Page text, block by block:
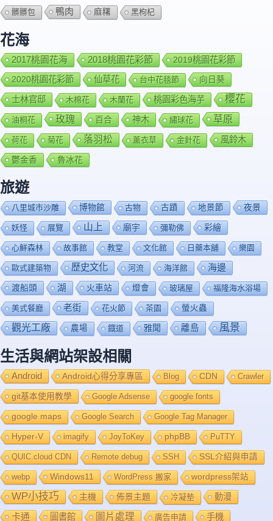
髒髒包 鴨肉 麻糬 黑枸杞
花海
2017桃園花海 2018桃園花彩節
2019桃園花彩節
2020桃園花彩節
仙草花 台中花毯節 向日葵
士林官邸 木棉花 木蘭花 桃園彩色海芋 櫻花
油桐花 玫瑰 百合 神木 繡球花 草原
荷花 菊花 落羽松 薰衣草 金針花 風鈴木
鬱金香 魯冰花
旅遊
八里城市沙雕 博物館 古物 古蹟 地景節 夜景
妖怪 展覽 山上 廟宇 彌勒佛 彩繪
心鮮森林 故事館 教堂 文化館 日藥本舖 樂園
歐式建築物 歷史文化 河流 海洋館 海邊
渡船頭 湖 火車站 燈會 玻璃屋 福隆海水浴場
美式餐廳 老街 花火節 茶園 螢火蟲
觀光工廠 農場 鐡道 雅聞 離島 風景
生活與網站架設相關
Android Android心得分享專區 Blog CDN Crawler
git基本使用教學 Google Adsense google fonts
google maps Google Search Google Tag Manager
Hyper-V imagify JoyToKey phpBB PuTTY
QUIC.cloud CDN Remote debug SSH SSL介紹與申請
webp Windows11 WordPress 搬家 wordpress架站
WP小技巧 主機 佈景主題 冷凝墊 動漫
卡通 圖書館 圖片處理 廣告申請 手機